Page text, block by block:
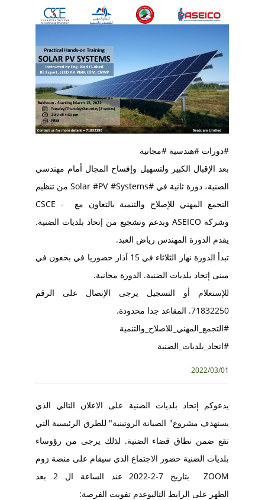
#دورات #هندسية #مجانية
بعد الإقبال الكبير ولتسهيل وإفساح المجال أمام مهندسي
الضنية، دورة ثانية في #Solar #PV #Systems من تنظيم
التجمع المهني للإصلاح والتنمية بالتعاون مع - CSCE
وشركة ASEICO وبدعم وتشجيع من إتحاد بلديات الضنية.
يقدم الدورة المهندس رياض العبد.
تبدأ الدورة نهار الثلاثاء في 15 آذار حضوريا في بخعون في
مبنى إتحاد بلديات الضنية. الدورة مجانية.
للإستعلام أو التسجيل يرجى الإتصال على الرقم
71832250. المقاعد جدا محدودة.
#التجمع_المهني_للاصلاح_والتنمية
#اتحاد_بلديات_الضنية
2022/03/01
يدعوكم إتحاد بلديات الضنية على الاعلان التالي الذي
يستهدف مشروع" الصيانة الروتينية" للطرق الرئيسية التي
تقع ضمن نطاق قضاء الضنية. لذلك يرجى من رؤوساء
بلديات الضنية حضور الاجتماع الذي سيقام على منصة زوم
ZOOM بتاريخ 7-2-2022 عند الساعة ال 2 بعد
الظهر على الرابط التاليوعدم تفويت الفرصة: